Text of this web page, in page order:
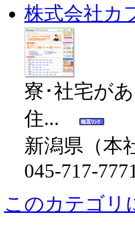
株式会社カ
寮･社宅が
住...
新潟県（本
045-717-
このカテゴリ